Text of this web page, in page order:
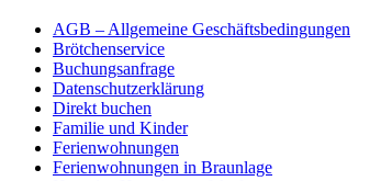
AGB – Allgemeine Geschäftsbedingungen
Brötchenservice
Buchungsanfrage
Datenschutzerklärung
Direkt buchen
Familie und Kinder
Ferienwohnungen
Ferienwohnungen in Braunlage